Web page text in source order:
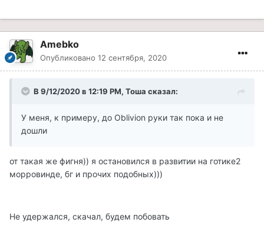
Amebko
Опубликовано 12 сентября, 2020
В 9/12/2020 в 12:19 PM, Тоша сказал:
У меня, к примеру, до Oblivion руки так пока и не
дошли
от такая же фигня)) я остановился в развитии на готике2
морровинде, бг и прочих подобных)))
Не удержался, скачал, будем побовать